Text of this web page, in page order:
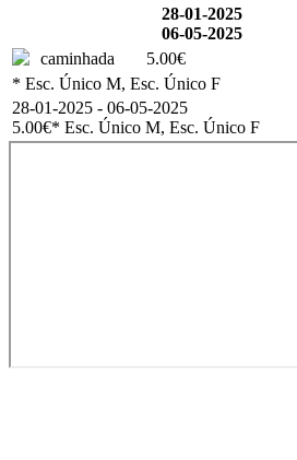
28-01-2025
06-05-2025
caminhada
5.00€
* Esc. Único M, Esc. Único F
28-01-2025 - 06-05-2025
5.00€* Esc. Único M, Esc. Único F